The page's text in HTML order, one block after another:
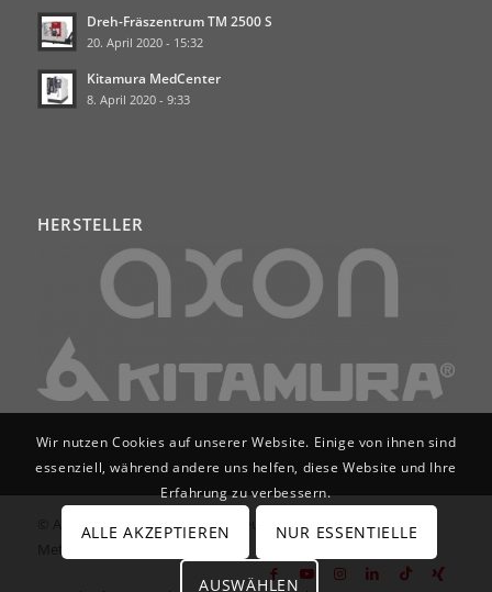
Dreh-Fräszentrum TM 2500 S
20. April 2020 - 15:32
Kitamura MedCenter
8. April 2020 - 9:33
HERSTELLER
© Axon Services GmbH | Werkzeugmaschinen für
Wir nutzen Cookies auf unserer Website. Einige von ihnen sind
essenziell, während andere uns helfen, diese Website und Ihre
Erfahrung zu verbessern.
ALLE AKZEPTIEREN NUR ESSENTIELLE
AUSWÄHLEN